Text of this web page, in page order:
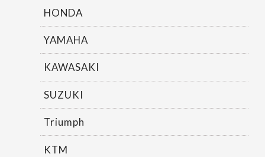
HONDA
YAMAHA
KAWASAKI
SUZUKI
Triumph
KTM